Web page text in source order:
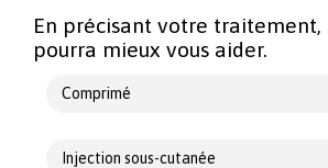
En précisant votre traitement,
pourra mieux vous aider.
Comprimé
Injection sous-cutanée